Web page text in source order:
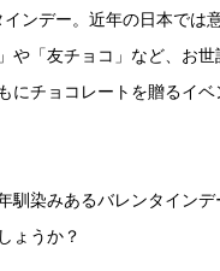
インデー。近年の日本では
や「友チョコ」など、お
にチョコレートを贈るイ
馴染みあるバレンタイン
ょうか？